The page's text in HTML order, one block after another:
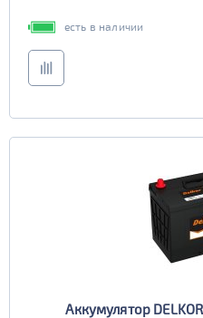
есть в наличии
Аккумулятор